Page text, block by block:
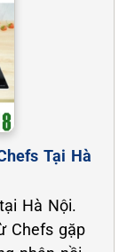
Tại Hà
Hà Nội.
Chefs gặp